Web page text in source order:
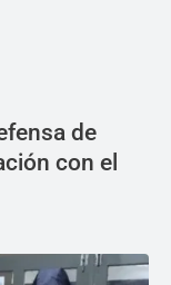
de
con el